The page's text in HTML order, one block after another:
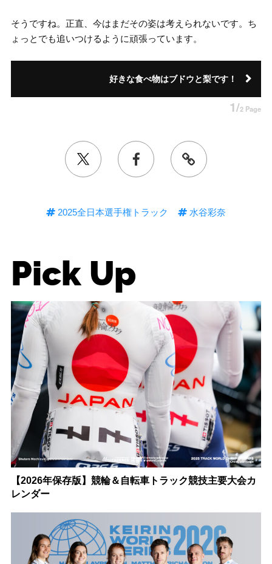
そうですね。正直、今はまだその姿は考えられないです。ち
ょっとでも追いつけるように頑張っています。
好きな食べ物はブドウと梨です！
1/2 Page
2025全日本選手権トラック 水谷彩奈
Pick Up
【2026年保存版】競輪＆自転車トラック競技主要大会カ
レンダー